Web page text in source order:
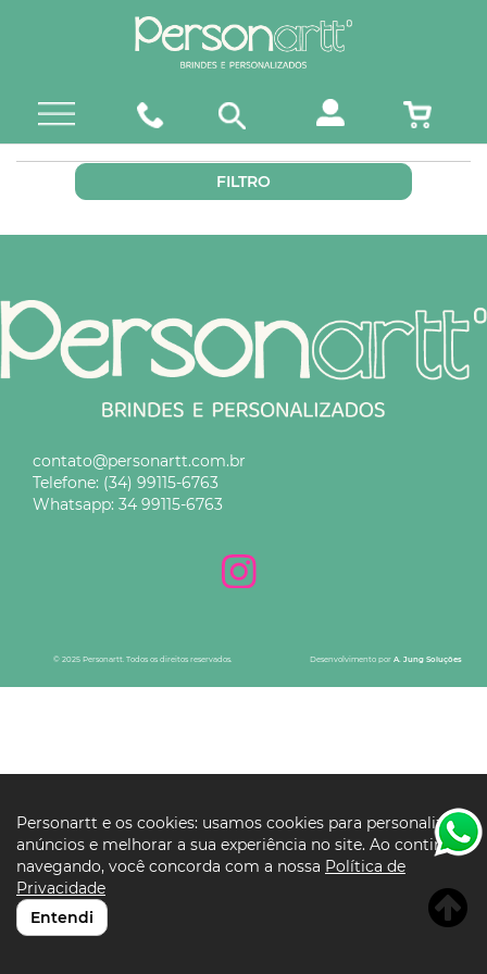
FILTRO
contato@personartt.com.br
Telefone: (34) 99115-6763
Whatsapp: 34 99115-6763
© 2025 Personartt. Todos os direitos reservados. Desenvolvimento por A. Jung Soluções
Personartt e os cookies: usamos cookies para personalizar
anúncios e melhorar a sua experiência no site. Ao continuar
navegando, você concorda com a nossa Política de
Privacidade
Entendi